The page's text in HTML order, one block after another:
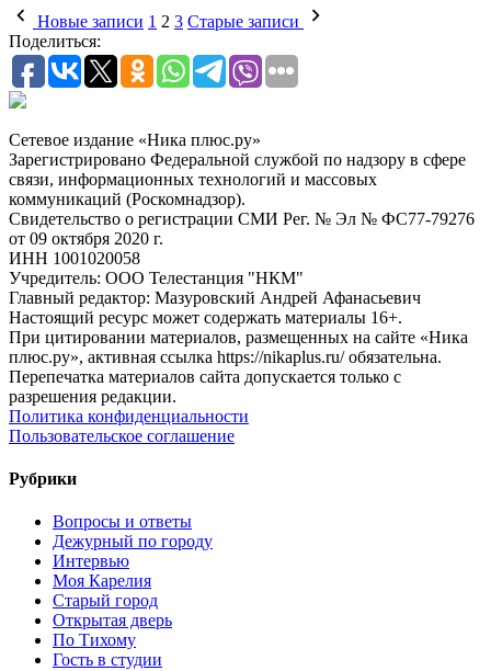
Новые записи 1 2 3 Старые записи
Поделиться:
Сетевое издание «Ника плюс.ру»
Зарегистрировано Федеральной службой по надзору в сфере
связи, информационных технологий и массовых
коммуникаций (Роскомнадзор).
Свидетельство о регистрации СМИ Рег. № Эл № ФС77-79276
от 09 октября 2020 г.
ИНН 1001020058
Учредитель: ООО Телестанция "НКМ"
Главный редактор: Мазуровский Андрей Афанасьевич
Настоящий ресурс может содержать материалы 16+.
При цитировании материалов, размещенных на сайте «Ника
плюс.ру», активная ссылка https://nikaplus.ru/ обязательна.
Перепечатка материалов сайта допускается только с
разрешения редакции.
Политика конфиденциальности
Пользовательское соглашение
Рубрики
Вопросы и ответы
Дежурный по городу
Интервью
Моя Карелия
Старый город
Открытая дверь
По Тихому
Гость в студии